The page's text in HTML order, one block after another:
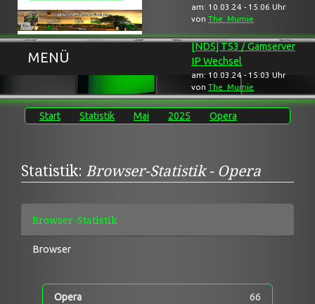
am: 10.03.24 - 15:06 Uhr
von The_Mumie
[NDS] TS3 / Gamserver
IP Wechsel
am: 10.03.24 - 15:03 Uhr
von The_Mumie
MENÜ
Start Statistik Mai 2025 Opera
Statistik: Browser-Statistik - Opera
Browser-Statistik
Browser
Opera 66